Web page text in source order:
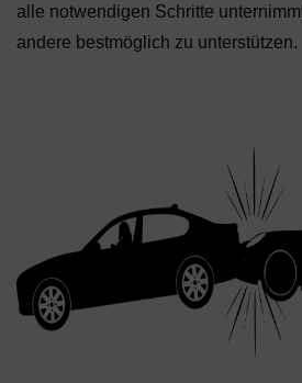
alle notwendigen Schritte
andere bestmöglich zu unterstützen.